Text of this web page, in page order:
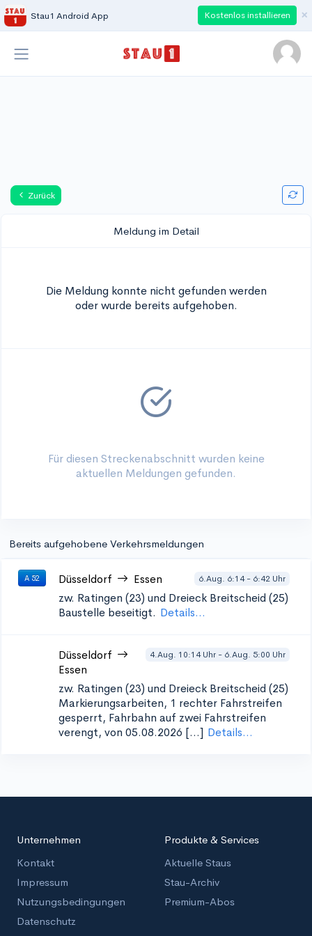
Stau1 Android App Kostenlos installieren ×
Zurück
Meldung im Detail
Die Meldung konnte nicht gefunden werden
oder wurde bereits aufgehoben.
Für diesen Streckenabschnitt wurden keine
aktuellen Meldungen gefunden.
Bereits aufgehobene Verkehrsmeldungen
A 52 Düsseldorf Essen 6.Aug. 6:14 - 6:42 Uhr
zw. Ratingen (23) und Dreieck Breitscheid (25)
Baustelle beseitigt. Details...
Düsseldorf
Essen
4.Aug. 10:14 Uhr - 6.Aug. 5:00 Uhr
zw. Ratingen (23) und Dreieck Breitscheid (25)
Markierungsarbeiten, 1 rechter Fahrstreifen
gesperrt, Fahrbahn auf zwei Fahrstreifen
verengt, von 05.08.2026 [...] Details...
Unternehmen
Kontakt
Impressum
Nutzungsbedingungen
Datenschutz
Produkte & Services
Aktuelle Staus
Stau-Archiv
Premium-Abos